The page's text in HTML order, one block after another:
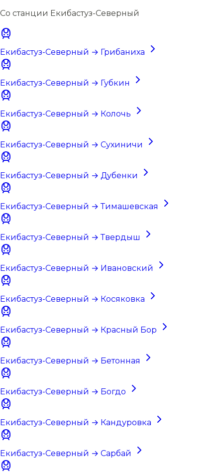
Со станции Екибастуз-Северный
Екибастуз-Северный → Грибаниха
Екибастуз-Северный → Губкин
Екибастуз-Северный → Колочь
Екибастуз-Северный → Сухиничи
Екибастуз-Северный → Дубенки
Екибастуз-Северный → Тимашевская
Екибастуз-Северный → Твердыш
Екибастуз-Северный → Ивановский
Екибастуз-Северный → Косяковка
Екибастуз-Северный → Красный Бор
Екибастуз-Северный → Бетонная
Екибастуз-Северный → Богдо
Екибастуз-Северный → Кандуровка
Екибастуз-Северный → Сарбай